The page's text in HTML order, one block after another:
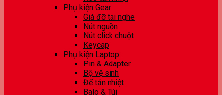
Phụ kiện Gear
Giá đỡ tai nghe
Nút nguồn
Nút click chuột
Keycap
Phụ kiện Laptop
Pin & Adapter
Bộ vệ sinh
Đế tản nhiệt
Balo & Túi